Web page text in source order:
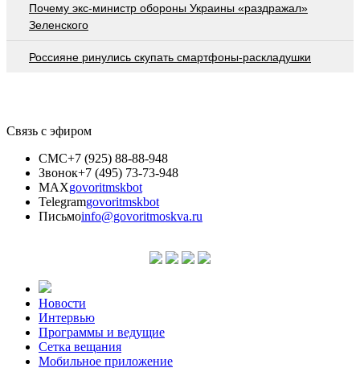
Почему экс-министр обороны Украины «раздражал»
Зеленского
Россияне ринулись скупать смартфоны-раскладушки
Связь с эфиром
СМС+7 (925) 88-88-948
Звонок+7 (495) 73-73-948
MAXgovoritmskbot
Telegramgovoritmskbot
Письмоinfo@govoritmoskva.ru
Новости
Интервью
Программы и ведущие
Сетка вещания
Мобильное приложение